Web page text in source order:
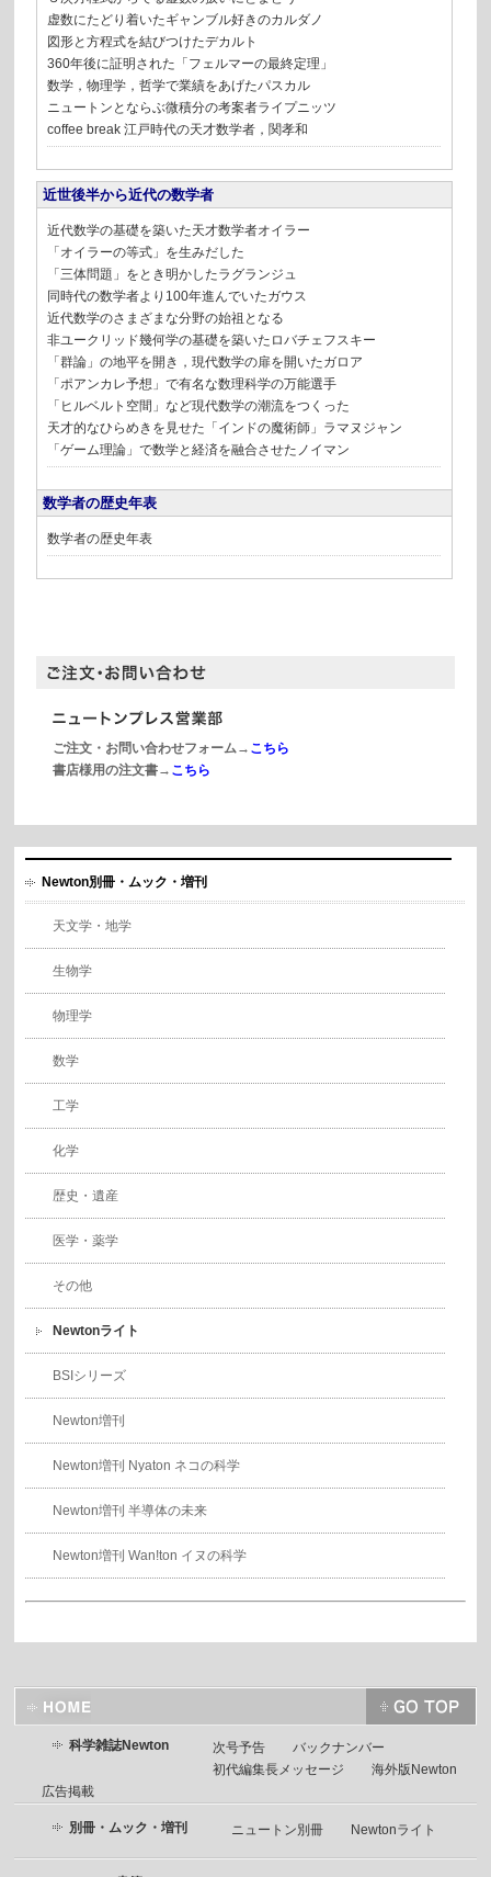
虚数にたどり着いたギャンブル好きのカルダノ
図形と方程式を結びつけたデカルト
360年後に証明された「フェルマーの最終定理」
数学，物理学，哲学で業績をあげたパスカル
ニュートンとならぶ微積分の考案者ライプニッツ
coffee break 江戸時代の天才数学者，関孝和
近世後半から近代の数学者
近代数学の基礎を築いた天才数学者オイラー
「オイラーの等式」を生みだした
「三体問題」をとき明かしたラグランジュ
同時代の数学者より100年進んでいたガウス
近代数学のさまざまな分野の始祖となる
非ユークリッド幾何学の基礎を築いたロバチェフスキー
「群論」の地平を開き，現代数学の扉を開いたガロア
「ポアンカレ予想」で有名な数理科学の万能選手
「ヒルベルト空間」など現代数学の潮流をつくった
天才的なひらめきを見せた「インドの魔術師」ラマヌジャン
「ゲーム理論」で数学と経済を融合させたノイマン
数学者の歴史年表
数学者の歴史年表
ご注文・お問い合わせフォーム→ こちら
書店様用の注文書→ こちら
Newton別冊・ムック・増刊
天文学・地学
生物学
物理学
数学
工学
化学
歴史・遺産
医学・薬学
その他
Newtonライト
BSIシリーズ
Newton増刊
Newton増刊 Nyaton ネコの科学
Newton増刊 半導体の未来
Newton増刊 Wan!ton イヌの科学
科学雑誌Newton 次号予告
バックナンバー
初代編集長メッセージ
海外版Newton
広告掲載
別冊・ムック・増刊 ニュートン別冊 Newtonライト